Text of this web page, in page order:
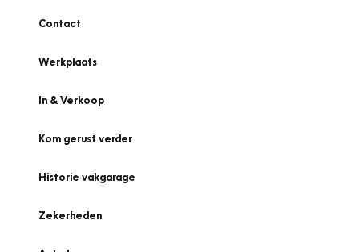
Contact
Werkplaats
In & Verkoop
Kom gerust verder
Historie vakgarage
Zekerheden